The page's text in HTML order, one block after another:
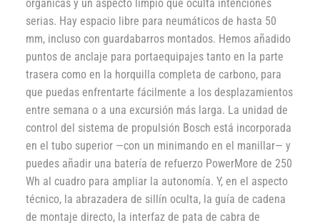
orgánicas y un aspecto limpio que oculta intenciones
serias. Hay espacio libre para neumáticos de hasta 50
mm, incluso con guardabarros montados. Hemos añadido
puntos de anclaje para portaequipajes tanto en la parte
trasera como en la horquilla completa de carbono, para
que puedas enfrentarte fácilmente a los desplazamientos
entre semana o a una excursión más larga. La unidad de
control del sistema de propulsión Bosch está incorporada
en el tubo superior —con un minimando en el manillar— y
puedes añadir una batería de refuerzo PowerMore de 250
Wh al cuadro para ampliar la autonomía. Y, en el aspecto
técnico, la abrazadera de sillín oculta, la guía de cadena
de montaje directo, la interfaz de pata de cabra de